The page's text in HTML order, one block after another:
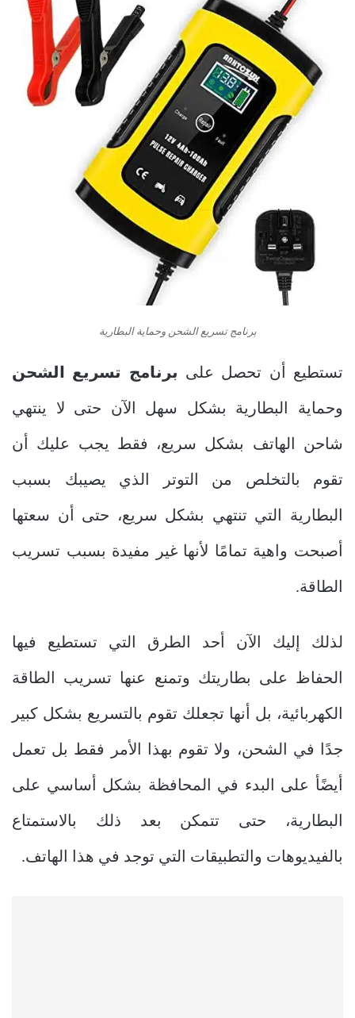
برنامج تسريع الشحن وحماية البطارية
تستطيع أن تحصل على برنامج تسريع الشحن
وحماية البطارية بشكل سهل الآن حتى لا ينتهي
شاحن الهاتف بشكل سريع، فقط يجب عليك أن
تقوم بالتخلص من التوتر الذي يصيبك بسبب
البطارية التي تنتهي بشكل سريع، حتى أن سعتها
أصبحت واهية تمامًا لأنها غير مفيدة بسبب تسريب
الطاقة.
لذلك إليك الآن أحد الطرق التي تستطيع فيها
الحفاظ على بطاريتك وتمنع عنها تسريب الطاقة
الكهربائية، بل أنها تجعلك تقوم بالتسريع بشكل كبير
جدًا في الشحن، ولا تقوم بهذا الأمر فقط بل تعمل
أيضًأ على البدء في المحافظة بشكل أساسي على
البطارية، حتى تتمكن بعد ذلك بالاستمتاع
بالفيديوهات والتطبيقات التي توجد في هذا الهاتف.